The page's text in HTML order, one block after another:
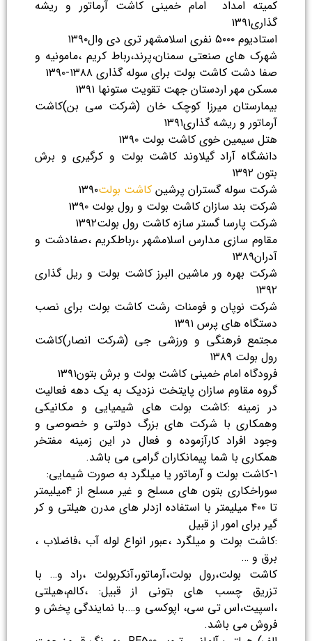
کمیته امداد امام خمینی کاشت آرماتور و ریشه
گذاری۱۳۹۱
استادیوم ۵۰۰۰ نفری اسلامشهر تری دی وال۱۳۹۰
شهرک های صنعتی سمنان،پرند،رباط کریم ،مامونیه و
صفا دشت کاشت بولت برای سوله گذاری ۱۳۸۸-۱۳۹۰
مسکن مهر اردستان جهت تقویت ستونها ۱۳۹۱
بیمارستان میرزا کوچک خان (شرکت سی بن)کاشت
آرماتور و ریشه گذاری۱۳۹۱
هتل سیمین خوی کاشت بولت ۱۳۹۰
دانشگاه آراد گیلاوند کاشت بولت و کرگیری و برش
بتون ۱۳۹۲
شرکت سوله گستران پرشین کاشت بولت۱۳۹۰
شرکت بند سازان کاشت بولت و رول بولت ۱۳۹۰
شرکت پارسا گستر سازه کاشت رول بولت۱۳۹۲
مقاوم سازی مدارس اسلامشهر ،رباطکریم ،صفادشت و
آدران۱۳۸۹
شرکت بهره ور ماشین البرز کاشت بولت و ریل گذاری
۱۳۹۲
شرکت نوپان و فومنات رشت کاشت بولت برای نصب
دستگاه های پرس ۱۳۹۱
مجتمع فرهنگی و ورزشی جی (شرکت انصار)کاشت
رول بولت ۱۳۸۹
فرودگاه امام خمینی کاشت بولت و برش بتون۱۳۹۱
گروه مقاوم سازان پایتخت نزدیک به یک دهه فعالیت
در زمینه :کاشت بولت های شیمیایی و مکانیکی
وهمکاری با شرکت های بزرگ دولتی و خصوصی و
وجود افراد کارآزموده و فعال در این زمینه مفتخر
همکاری با شما پیمانکاران گرامی می باشد.
۱-کاشت بولت و آرماتور یا میلگرد به صورت شیمایی:
سوراخکاری بتون های مسلح و غیر مسلح از ۴میلیمتر
تا ۴۰۰ میلیمتر با استفاده ازدلر های مدرن هیلتی و کر
گیر برای امور از قبیل
:کاشت بولت و میلگرد ،عبور انواع لوله آب ،فاضلاب ،
برق و …
کاشت بولت،رول بولت،آرماتور،آنکربولت ،راد و… با
تزریق چسب های بتونی از قبیل: ،کالم،هیلتی
،اسپیت،اس تی سی، اپوکسی و….با نمایندگی پخش و
فروش می باشد.